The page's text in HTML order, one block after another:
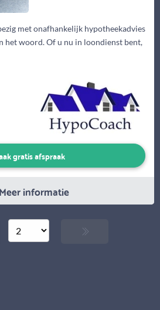
met onafhankelijk hypotheekadvies
het woord. Of u nu in loondienst bent,
gratis afspraak
informatie